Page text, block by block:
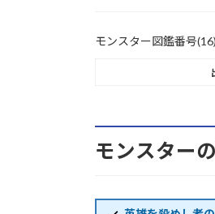
モンスター図鑑番号
モンスター